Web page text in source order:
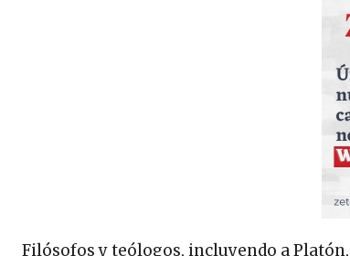
Filósofos y teólogos, incluyendo a